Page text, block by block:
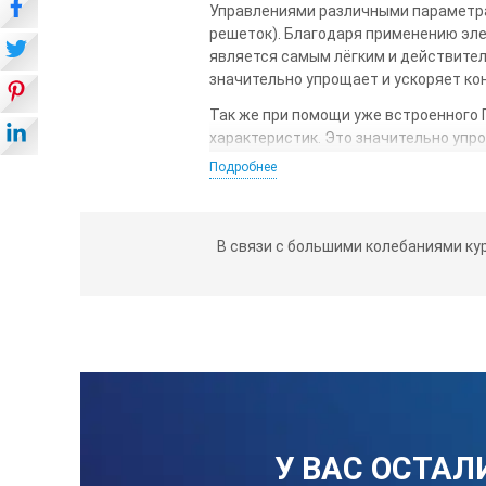
Управлениями различными
решеток). Благодаря применению
является самым лёгким и
значительно упрощает и ускоряет
Так же при помощи уже встроенного
характеристик. Это значительно
Это первоклассный,
различных дефектов и самые новые
Способы применения
Железнодорожная отрасль – это
Нефтегазовая отрасль –
Подробнее
В связи с большими колебаниями
У ВАС